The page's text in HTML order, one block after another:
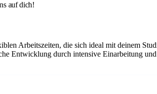
auf dich!
Arbeitszeiten, die sich ideal mit deinem
Entwicklung durch intensive Einarbeitung